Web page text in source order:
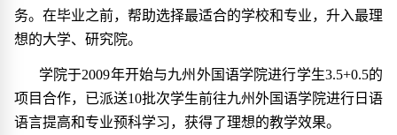
务。在毕业之前，帮助选择最适合的学校和专业，升入最理
想的大学、研究院。
学院于2009年开始与九州外国语学院进行学生3.5+0.5的
项目合作，已派送10批次学生前往九州外国语学院进行日语
语言提高和专业预科学习，获得了理想的教学效果。